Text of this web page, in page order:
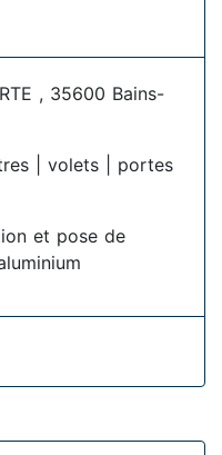
, 35600 Bains-
| volets | portes
et pose de